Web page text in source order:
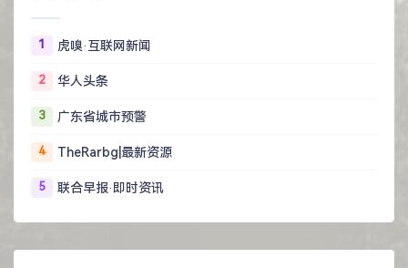
1 虎嗅·互联网新闻
2 华人头条
3 广东省城市预警
4 TheRarbg|最新资源
5 联合早报·即时资讯